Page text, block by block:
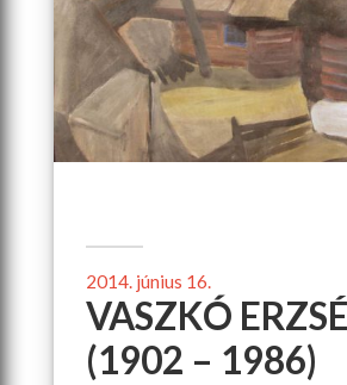
2014. június 16.
VASZKÓ
(1902 – 1986)